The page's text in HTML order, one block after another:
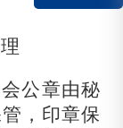
公章由秘
，印章保